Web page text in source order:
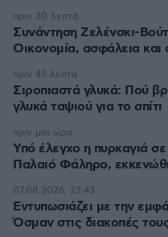
Συνάντηση Ζελένσκι-
Οικονομία, ασφάλεια
πριν 30 λεπτά
Σιροπιαστά γλυκά: Πού
γλυκά ταψιού για το σπίτι
πριν 45 λεπτά
Υπό έλεγχο η πυρκαγιά
Παλαιό Φάληρο,
πριν μία ώρα
Εντυπωσιάζει με την
Όσμαν στις διακοπές
07.08.2026, 23:43